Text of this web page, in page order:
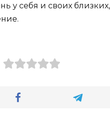
у себя и своих